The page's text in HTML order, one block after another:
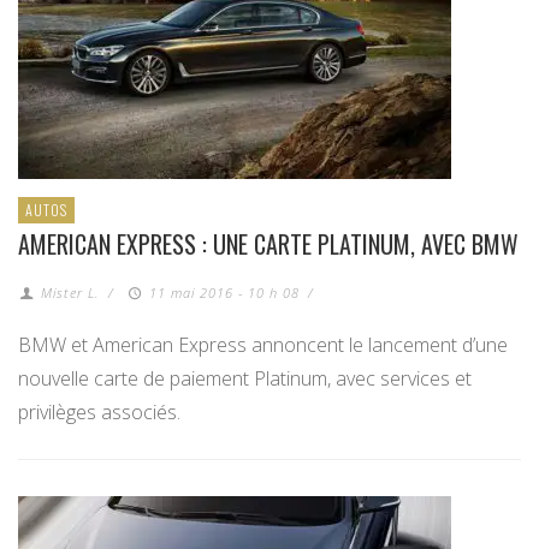
AUTOS
AMERICAN EXPRESS : UNE CARTE PLATINUM, AVEC BMW
Mister L. / 11 mai 2016 - 10 h 08 /
BMW et American Express annoncent le lancement d’une
nouvelle carte de paiement Platinum, avec services et
privilèges associés.